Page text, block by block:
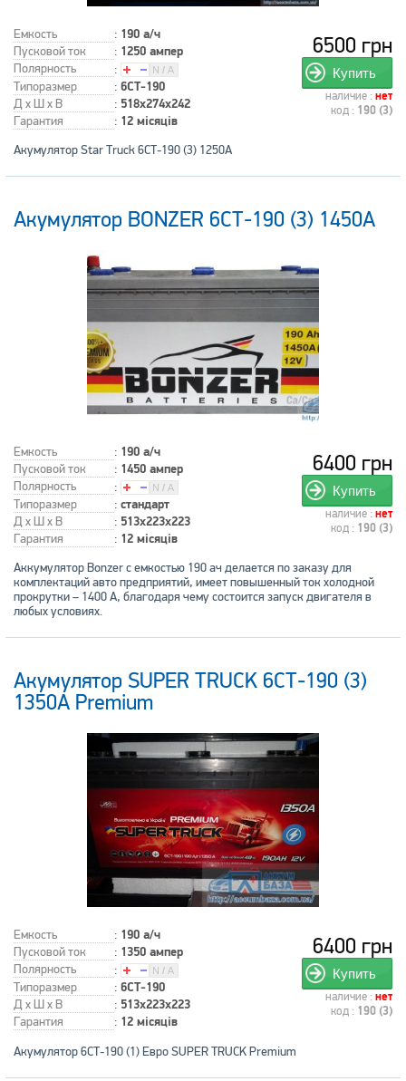
Емкость : 190 а/ч
Пусковой ток : 1250 ампер
Полярность
:
Типоразмер
: 6СТ-190
Д x Ш x В : 518x274x242
Гарантия : 12 місяців
6500 грн
Купить
наличие : нет
код : 190 (3)
Акумулятор Star Truck 6СТ-190 (3) 1250A
Акумулятор BONZER 6СТ-190 (3) 1450А
Емкость : 190 а/ч
Пусковой ток : 1450 ампер
Полярность
:
Типоразмер
: стандарт
Д x Ш x В : 513x223x223
Гарантия : 12 місяців
6400 грн
Купить
наличие : нет
код : 190 (3)
Аккумулятор Bonzer с емкостью 190 ач делается по заказу для
комплектаций авто предприятий, имеет повышенный ток холодной
прокрутки – 1400 А, благодаря чему состоится запуск двигателя в
любых условиях.
Акумулятор SUPER TRUCK 6СТ-190 (3)
1350A Premium
Емкость : 190 а/ч
Пусковой ток : 1350 ампер
Полярность
:
Типоразмер
: 6СТ-190
Д x Ш x В : 513x223x223
Гарантия : 12 місяців
6400 грн
Купить
наличие : нет
код : 190 (3)
Акумулятор 6СТ-190 (1) Евро SUPER TRUCK Premium